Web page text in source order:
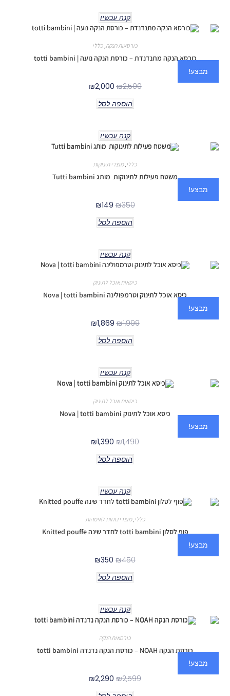
קנה עכשיו
מבצע!
כורסאות הנקה, כללי
כורסא הנקה מתנדנדת – כורסת הנקה נועה | totti bambini
₪2,500
₪2,000
הוספה לסל
קנה עכשיו
מבצע!
כללי ,מוצרי תינוקות
משטח פעילות לתינוקות מותג Tutti bambini
₪350
₪149
הוספה לסל
קנה עכשיו
מבצע!
כיסאות אוכל לתינוק
כיסא אוכל לתינוק וטרמפולינה Nova | totti bambini
₪1,999
₪1,869
הוספה לסל
קנה עכשיו
מבצע!
כיסאות אוכל לתינוק
כיסא אוכל לתינוק Nova | totti bambini
₪1,490
₪1,390
הוספה לסל
קנה עכשיו
מבצע!
כללי ,מוצרי נוחות לאימהות
פוף לסלון totti bambini לחדר שינה Knitted pouffe
₪450
₪350
הוספה לסל
קנה עכשיו
מבצע!
כורסאות הנקה
כורסת הנקה NOAH – כורסת הנקה נדנדה totti bambini
₪2,599
₪2,290